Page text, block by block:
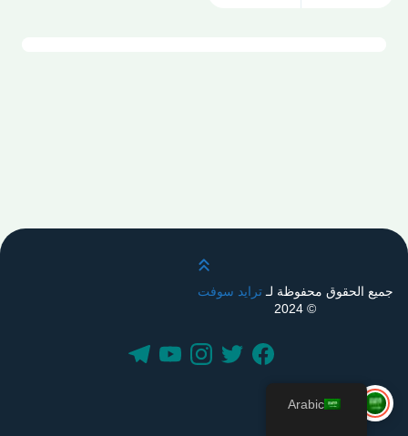
قم بالتمرير لأعلى
جميع الحقوق محفوظة لـترايد سوفت
© 2024
Arabic